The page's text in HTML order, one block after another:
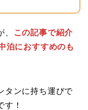
この記事で紹介
泊におすすめのも
タンに持ち運びで
す！